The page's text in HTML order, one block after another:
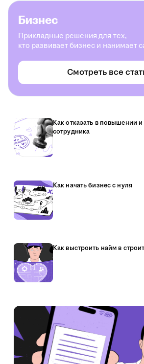
Бизнес
Прикладные решения для тех,
кто развивает бизнес и нанимает
Смотреть все
Как отказать в повышении и
сотрудника
Как начать бизнес с нуля
Как выстроить найм в